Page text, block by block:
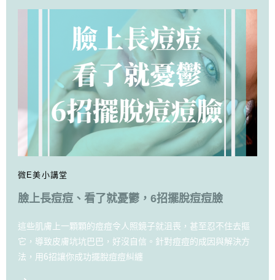
微E美小講堂
臉上長痘痘、看了就憂鬱，6招擺脫痘痘臉
這些肌膚上一顆顆的痘痘令人照鏡子就沮喪，甚至忍不住去摳
它，導致皮膚坑坑巴巴，好沒自信。針對痘痘的成因與解決方
法，用6招讓你成功擺脫痘痘糾纏